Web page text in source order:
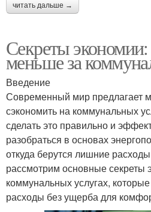
читать дальше →
Секреты экономии:
меньше за
Введение
Современный мир предлагает
сэкономить на коммунальных
сделать это правильно и
разобраться в основах
откуда берутся лишние
рассмотрим основные секреты
коммунальных услугах,
расходы без ущерба для